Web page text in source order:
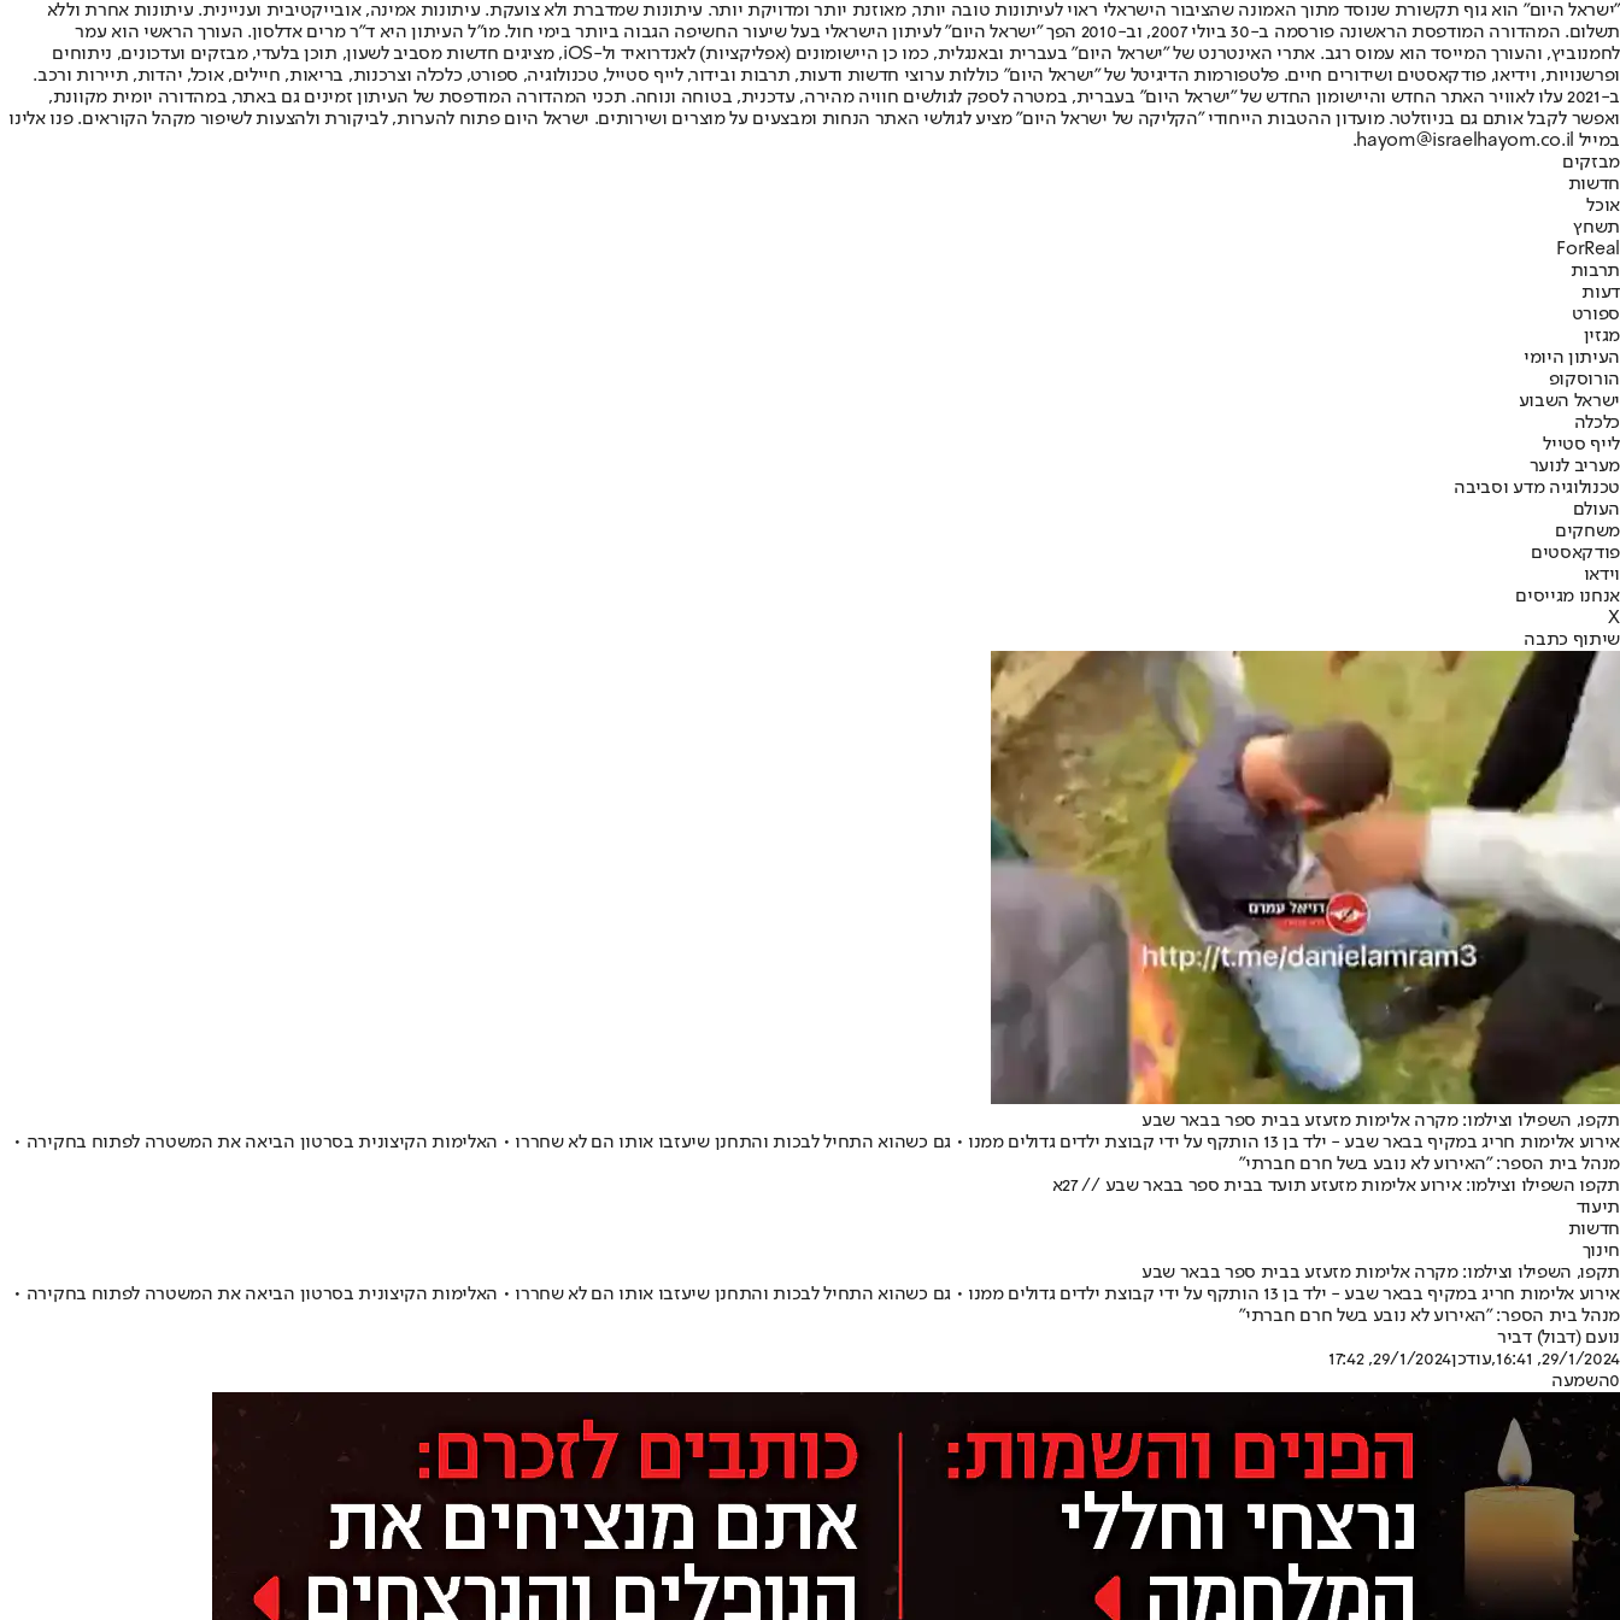
"ישראל היום" הוא גוף תקשורת שנוסד מתוך האמונה שהציבור הישראלי ראוי לעיתונות טובה יותר, מאוזנת יותר ומדויקת יותר. עיתונות שמדברת ולא צועקת. עיתונות אמינה, אובייקטיבית ועניינית. עיתונות אחרת וללא
תשלום. המהדורה המודפסת הראשונה פורסמה ב-30 ביולי 2007, וב-2010 הפך "ישראל היום" לעיתון הישראלי בעל שיעור החשיפה הגבוה ביותר בימי חול. מו"ל העיתון היא ד"ר מרים אדלסון. העורך הראשי הוא עמר
לחמנוביץ, והעורך המייסד הוא עמוס רגב. אתרי האינטרנט של "ישראל היום" בעברית ובאנגלית, כמו כן היישומונים (אפליקציות) לאנדרואיד ול-iOS, מציגים חדשות מסביב לשעון, תוכן בלעדי, מבזקים ועדכונים, ניתוחים
ופרשנויות, וידיאו, פודקאסטים ושידורים חיים. פלטפורמות הדיגיטל של "ישראל היום" כוללות ערוצי חדשות ודעות, תרבות ובידור, לייף סטייל, טכנולוגיה, ספורט, כלכלה וצרכנות, בריאות, חיילים, אוכל, יהדות, תיירות ורכב.
ב-2021 עלו לאוויר האתר החדש והיישומון החדש של "ישראל היום" בעברית, במטרה לספק לגולשים חוויה מהירה, עדכנית, בטוחה ונוחה. תכני המהדורה המודפסת של העיתון זמינים גם באתר, במהדורה יומית מקוונת,
ואפשר לקבל אותם גם בניוזלטר. מועדון ההטבות הייחודי "הקליקה של ישראל היום" מציע לגולשי האתר הנחות ומבצעים על מוצרים ושירותים. ישראל היום פתוח להערות, לביקורת ולהצעות לשיפור מקהל הקוראים. פנו אלינו
במייל hayom@israelhayom.co.il.
מבזקים
חדשות
אוכל
תשחץ
ForReal
תרבות
דעות
ספורט
מגזין
העיתון היומי
הורוסקופ
ישראל השבוע
כלכלה
לייף סטייל
מעריב לנוער
טכנולוגיה מדע וסביבה
העולם
משחקים
פודקאסטים
וידאו
אנחנו מגייסים
X
שיתוף כתבה
תקפו, השפילו וצילמו: מקרה אלימות מזעזע בבית ספר בבאר שבע
אירוע אלימות חריג במקיף בבאר שבע - ילד בן 13 הותקף על ידי קבוצת ילדים גדולים ממנו • גם כשהוא התחיל לבכות והתחנן שיעזבו אותו הם לא שחררו • האלימות הקיצונית בסרטון הביאה את המשטרה לפתוח בחקירה •
מנהל בית הספר: "האירוע לא נובע בשל חרם חברתי"
תקפו השפילו וצילמו: אירוע אלימות מזעזע תועד בבית ספר בבאר שבע // 27א
תיעוד
חדשות
חינוך
תקפו, השפילו וצילמו: מקרה אלימות מזעזע בבית ספר בבאר שבע
אירוע אלימות חריג במקיף בבאר שבע - ילד בן 13 הותקף על ידי קבוצת ילדים גדולים ממנו • גם כשהוא התחיל לבכות והתחנן שיעזבו אותו הם לא שחררו • האלימות הקיצונית בסרטון הביאה את המשטרה לפתוח בחקירה •
מנהל בית הספר: "האירוע לא נובע בשל חרם חברתי"
נועם (דבול) דביר
29/1/2024, 16:41
,עודכן29/1/2024, 17:42
0השמעה